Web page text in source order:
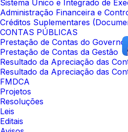
Sistema Único e Integrado de
Administração Financeira e
Créditos Suplementares
CONTAS PÚBLICAS
Prestação de Contas do Governo
Prestação de Contas da Gestão
Resultado da Apreciação das
Resultado da Apreciação das
FMDCA
Projetos
Resoluções
Leis
Editais